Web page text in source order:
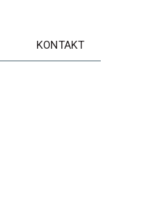
KONTAKT